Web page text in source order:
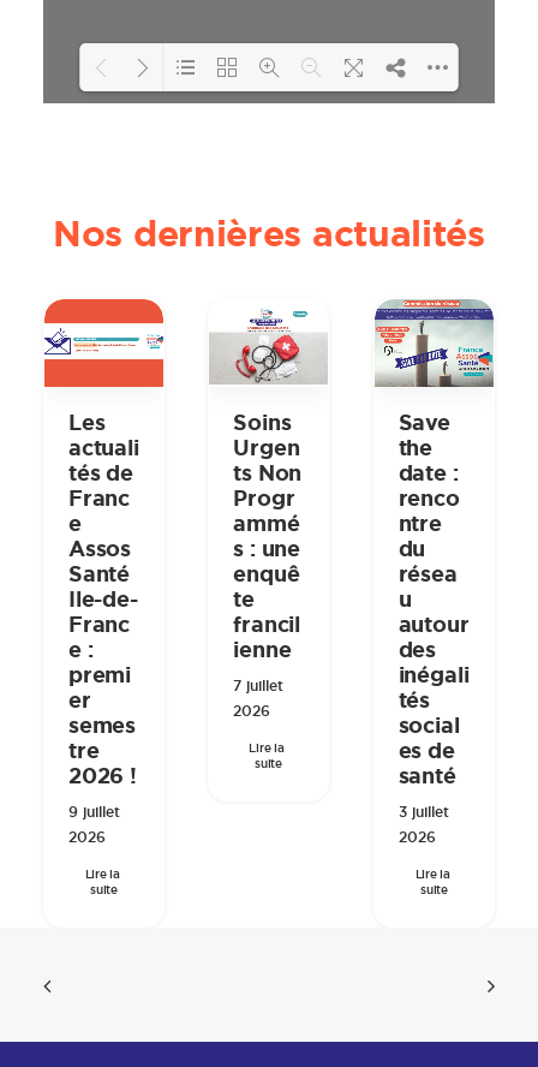
Nos dernières actualités
Les
actuali
tés de
Franc
e
Assos
Santé
Ile-de-
Franc
e :
premi
er
semes
tre
2026 !
9 juillet
2026
Lire la
suite
Soins
Urgen
ts Non
Progr
ammé
s : une
enquê
te
francil
ienne
7 juillet
2026
Lire la
suite
Save
the
date :
renco
ntre
du
résea
u
autour
des
inégali
tés
social
es de
santé
3 juillet
2026
Lire la
suite